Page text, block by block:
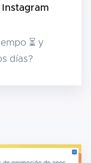
Instagram
⏳ y
días?